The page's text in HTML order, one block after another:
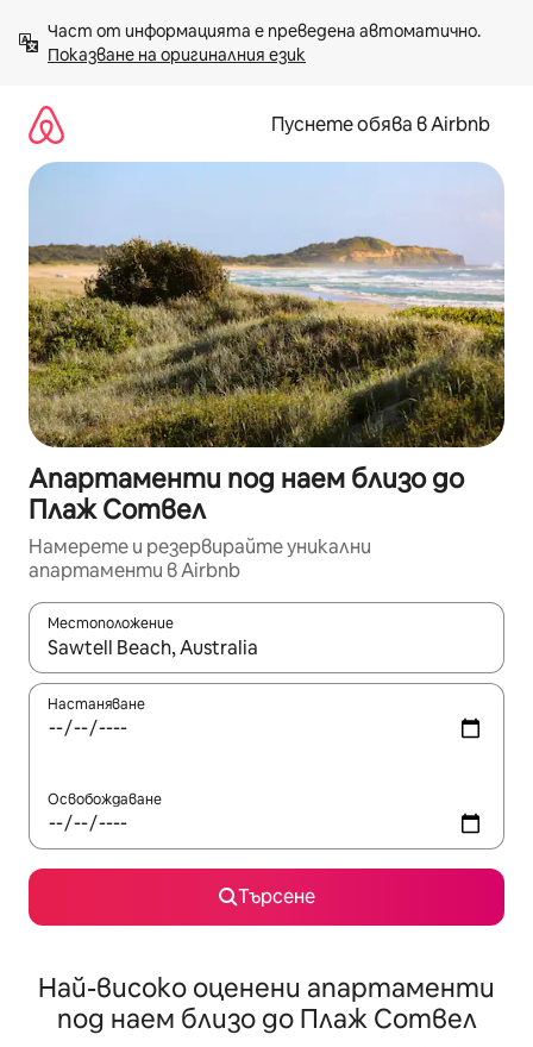
към
съдържанието
Показване на оригиналния език
Пуснете обява в Airbnb
Апартаменти под наем близо до
Плаж Сотвел
Намерете и резервирайте уникални
апартаменти в Airbnb
Местоположение
Когато резултатите се покажат, използвайте
Настаняване
Освобождаване
Търсене
Най-високо оценени апартаменти
под наем близо до Плаж Сотвел